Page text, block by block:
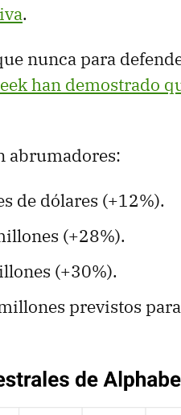
.
nunca para
han demostrado
abrumadores:
de dólares (+12%).
(+28%).
(+30%).
previstos